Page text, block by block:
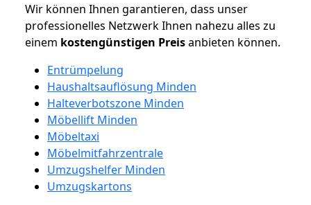
Wir können Ihnen garantieren, dass unser
professionelles Netzwerk Ihnen nahezu alles zu
einem kostengünstigen Preisanbieten können.
Entrümpelung
Haushaltsauflösung Minden
Halteverbotszone Minden
Möbellift Minden
Möbeltaxi
Möbelmitfahrzentrale
Umzugshelfer Minden
Umzugskartons